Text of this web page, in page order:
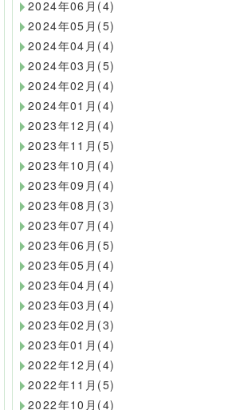
2024年06月(4)
2024年05月(5)
2024年04月(4)
2024年03月(5)
2024年02月(4)
2024年01月(4)
2023年12月(4)
2023年11月(5)
2023年10月(4)
2023年09月(4)
2023年08月(3)
2023年07月(4)
2023年06月(5)
2023年05月(4)
2023年04月(4)
2023年03月(4)
2023年02月(3)
2023年01月(4)
2022年12月(4)
2022年11月(5)
2022年10月(4)